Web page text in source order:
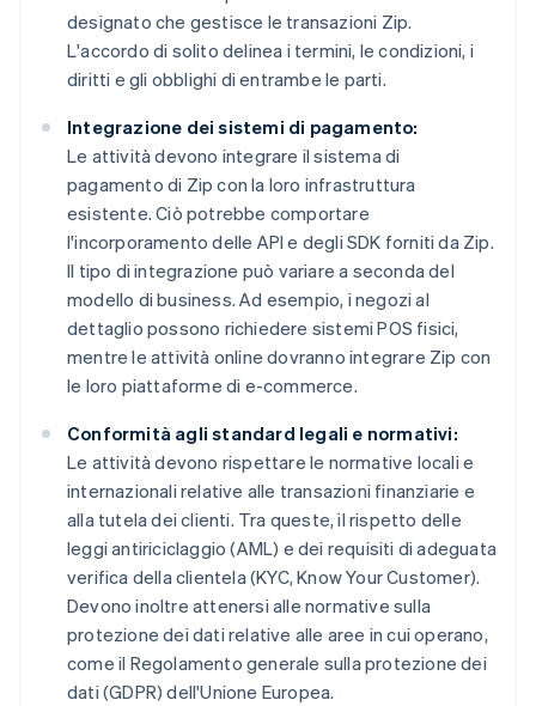
designato che gestisce le transazioni Zip.
L'accordo di solito delinea i termini, le condizioni, i
diritti e gli obblighi di entrambe le parti.
Integrazione dei sistemi di pagamento:
Le attività devono integrare il sistema di
pagamento di Zip con la loro infrastruttura
esistente. Ciò potrebbe comportare
l'incorporamento delle API e degli SDK forniti da Zip.
Il tipo di integrazione può variare a seconda del
modello di business. Ad esempio, i negozi al
dettaglio possono richiedere sistemi POS fisici,
mentre le attività online dovranno integrare Zip con
le loro piattaforme di e-commerce.
Conformità agli standard legali e normativi:
Le attività devono rispettare le normative locali e
internazionali relative alle transazioni finanziarie e
alla tutela dei clienti. Tra queste, il rispetto delle
leggi antiriciclaggio (AML) e dei requisiti di adeguata
verifica della clientela (KYC, Know Your Customer).
Devono inoltre attenersi alle normative sulla
protezione dei dati relative alle aree in cui operano,
come il Regolamento generale sulla protezione dei
dati (GDPR) dell'Unione Europea.